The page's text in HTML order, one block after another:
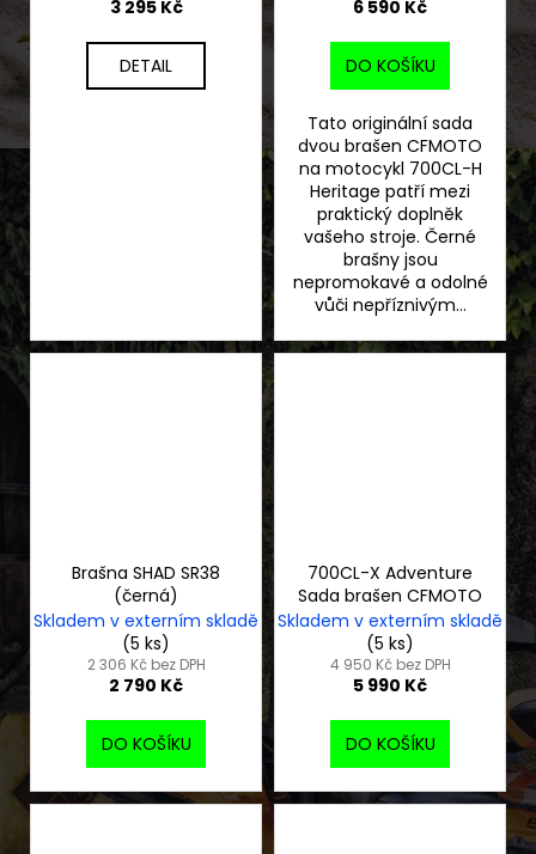
3 295 Kč
DETAIL
6 590 Kč
DO KOŠÍKU
Tato originální sada
dvou brašen CFMOTO
na motocykl 700CL-H
Heritage patří mezi
praktický doplněk
vašeho stroje. Černé
brašny jsou
nepromokavé a odolné
vůči nepříznivým...
Brašna SHAD SR38
(černá)
Skladem v externím skladě
(5 ks)
2 306 Kč bez DPH
2 790 Kč
DO KOŠÍKU
700CL-X Adventure
Sada brašen CFMOTO
Skladem v externím skladě
(5 ks)
4 950 Kč bez DPH
5 990 Kč
DO KOŠÍKU